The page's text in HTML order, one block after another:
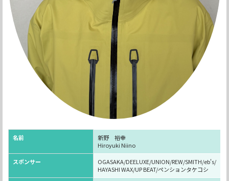
名前
新野 裕幸
Hiroyuki Niino
スポンサー
OGASAKA/DEELUXE/UNION/REW/SMITH/eb's/
HAYASHI WAX/UP BEAT/ペンションタケコシ